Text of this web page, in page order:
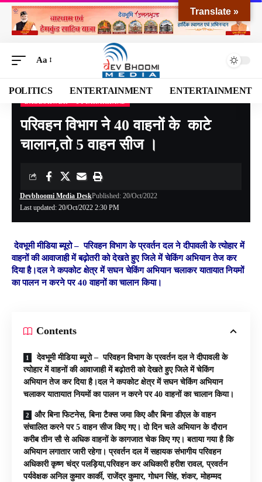
Aa
POLITICS ENTERTAINMENT ENTERTAINMENT
Devbhoomi Media>Blog> NATIONAL >UTTARAKHAND>BAGESHWER
परिवहन विभाग ने 40 वाहनों के काटे
चालान,तो 5 वाहन सीज ।
Last updated: 20/Oct/2022 2:30 PM
Devbhoomi Media DeskPublished: 20/Oct/2022
देवभूमी मीडिया ब्यूरो–परिवहन विभाग के प्रवर्तन दल ने दीपावली के त्योहार में
वाहनों की आवाजाही में बढ़ोतरी को देखते हुए जिले में चेकिंग अभियान तेज कर
दिया है।दल ने कपकोट क्षेत्र में सघन चेकिंग अभियान चलाकर यातायात नियमों
का पालन न करने पर 40 वाहनों का चालान किया।
Contents
देवभूमी मीडिया ब्यूरो – परिवहन विभाग के प्रवर्तन दल ने दीपावली के
त्योहार में वाहनों की आवाजाही में बढ़ोतरी को देखते हुए जिले में चेकिंग
अभियान तेज कर दिया है।दल ने कपकोट क्षेत्र में सघन चेकिंग अभियान
चलाकर यातायात नियमों का पालन न करने पर 40 वाहनों का चालान किया।
और बिना फिटनेस, बिना टैक्स जमा किए और बिना डीएल के वाहन
संचालित करने पर 5 वाहन सीज किए गए। दो दिन चले अभियान के दौरान
करीब तीन सौ से अधिक वाहनों के कागजात चेक किए गए। बताया गया है कि
अभियान लगातार जारी रहेगा। प्रवर्तन दल में सहायक संभागीय परिवहन
अधिकारी कृष्ण चंद्र पलड़िया,परिवहन कर अधिकारी हरीश रावल, प्रवर्तन
पर्यवेक्षक अनिल कुमार कार्की, राजेंद्र कुमार, गोधन सिंह, शंकर, मोहम्मद
Translate »